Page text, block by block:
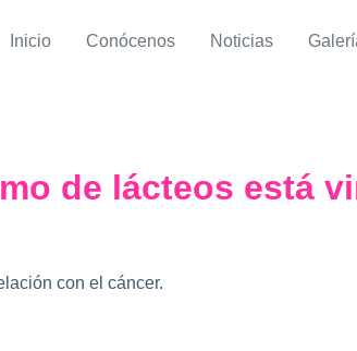
Inicio Conócenos Noticias
de lácteos está
con el cáncer.